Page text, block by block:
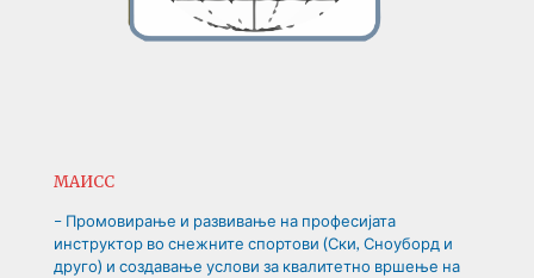
МАИСС
– Промовирање и развивање на професијата
инструктор во снежните спортови (Ски, Сноуборд и
друго) и создавање услови за квалитетно вршење на